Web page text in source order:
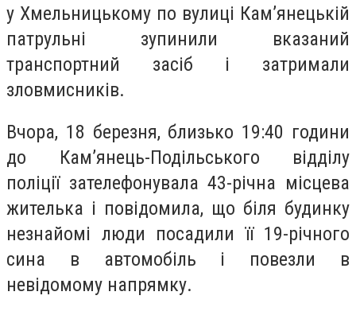
у Хмельницькому по вулиці Кам’янецькій
патрульні зупинили вказаний
транспортний засіб і затримали
зловмисників.
Вчора, 18 березня, близько 19:40 години
до Кам’янець-Подільського відділу
поліції зателефонувала 43-річна місцева
жителька і повідомила, що біля будинку
незнайомі люди посадили її 19-річного
сина в автомобіль і повезли в
невідомому напрямку.